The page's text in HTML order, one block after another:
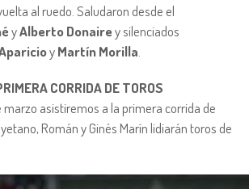
al ruedo. Saludaron desde el
yAlberto Donairey silenciados
yMartín Morilla
CORRIDA DE TOROS
marzo asistiremos a la primera corrida de
Román y Ginés Marín lidiarán toros de